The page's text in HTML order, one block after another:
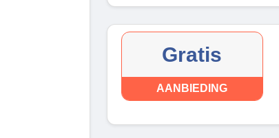
Gratis
AANBIEDING